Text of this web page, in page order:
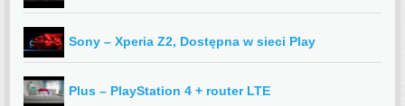
Sony – Xperia Z2, Dostępna w sieci Play
Plus – PlayStation 4 + router LTE